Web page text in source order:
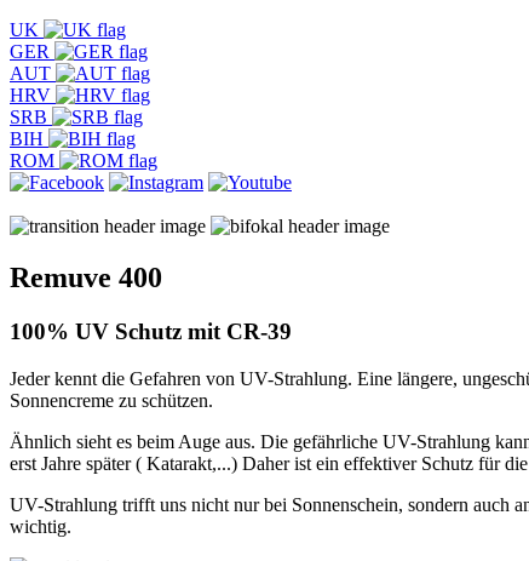
UK
GER
AUT
HRV
SRB
BIH
ROM
Remuve 400
100% UV Schutz mit CR-39
Jeder kennt die Gefahren von UV-Strahlung. Eine längere,
Sonnencreme zu schützen.
Ähnlich sieht es beim Auge aus. Die gefährliche UV-Strahlung
erst Jahre später ( Katarakt,...) Daher ist ein effektiver Schutz für
UV-Strahlung trifft uns nicht nur bei Sonnenschein, sondern auch
wichtig.